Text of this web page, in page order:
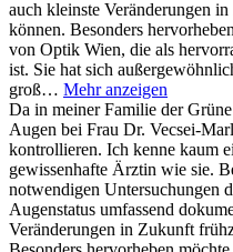
auch kleinste Veränderungen
können. Besonders
von Optik Wien, die als
ist. Sie hat sich
groß… Mehr anzeigen
Da in meiner Familie der
Augen bei Frau Dr. Vecsei-
kontrollieren. Ich kenne kaum
gewissenhafte Ärztin wie sie.
notwendigen Untersuchungen
Augenstatus umfassend
Veränderungen in Zukunft